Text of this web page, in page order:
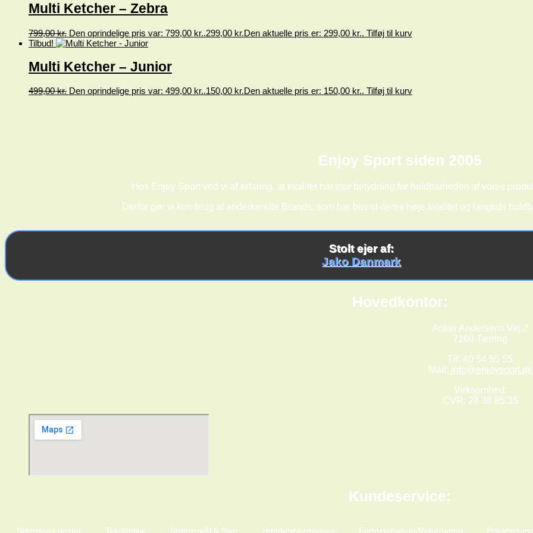
Multi Ketcher – Zebra
799,00kr. Den oprindelige pris var: 799,00 kr..299,00 kr.Den aktuelle pris er: 299,00 kr.. Tilføj til kurv
Tilbud!
Multi Ketcher – Junior
499,00kr. Den oprindelige pris var: 499,00 kr..150,00 kr.Den aktuelle pris er: 150,00 kr.. Tilføj til kurv
Enjoy Sport siden 2005
Hos Enjoy Sport ved vi af erfaring, at kvalitet har stor betydning for holdbarheden af vores
Derfor gør vi kun brug af anderkendte Brands, som har bevist deres høje kvalitet og langtids
Stolt ejer af:
Jako Danmark
Hovedkontor:
Anker Andersens Vej 2
7160 Tørring
Tlf: 40 54 55 55
Mail: info@enjoysport.dk
Virksomhed:
CVR: 28 38 85 35
Kundeservice:
Størrelses guider Tekstilpleje Spørgsmål & Svar Handelsbetingelser Fortrydelsesret/Returnering Privatlivs